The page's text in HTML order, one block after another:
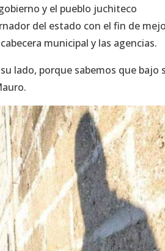
y el pueblo juchiteco
del estado con el fin de
municipal y las agencias.
lado, porque sabemos que bajo